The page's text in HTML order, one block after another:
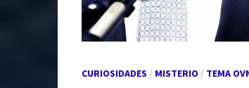
CURIOSIDADES / MISTERIO / TEMA